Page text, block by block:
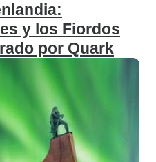
y los Fiordos
por Quark